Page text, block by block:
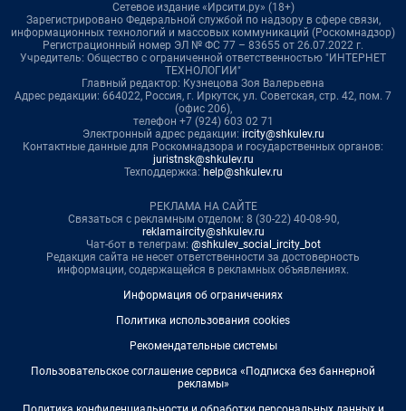
Сетевое издание «Ирсити.ру» (18+)
Зарегистрировано Федеральной службой по надзору в сфере связи,
информационных технологий и массовых коммуникаций (Роскомнадзор)
Регистрационный номер ЭЛ № ФС 77 – 83655 от 26.07.2022 г.
Учредитель: Общество с ограниченной ответственностью "ИНТЕРНЕТ
ТЕХНОЛОГИИ"
Главный редактор: Кузнецова Зоя Валерьевна
Адрес редакции: 664022, Россия, г. Иркутск, ул. Советская, стр. 42, пом. 7
(офис 206),
телефон +7 (924) 603 02 71
Электронный адрес редакции: ircity@shkulev.ru
Контактные данные для Роскомнадзора и государственных органов:
juristnsk@shkulev.ru
Техподдержка: help@shkulev.ru
РЕКЛАМА НА САЙТЕ
Связаться с рекламным отделом: 8 (30-22) 40-08-90,
reklamaircity@shkulev.ru
Чат-бот в телеграм: @shkulev_social_ircity_bot
Редакция сайта не несет ответственности за достоверность
информации, содержащейся в рекламных объявлениях.
Информация об ограничениях
Политика использования cookies
Рекомендательные системы
Пользовательское соглашение сервиса «Подписка без баннерной
рекламы»